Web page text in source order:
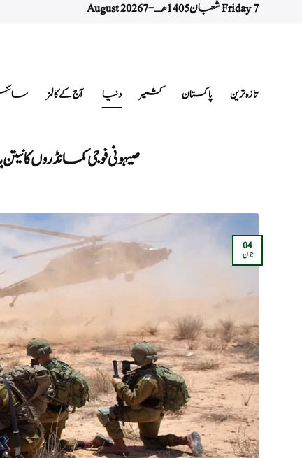
Friday 7 شعبان 1405 هـ - 7 August 2026
تازہ ترین پاکستان کشمیر دنیا آج کے کالمز سائنس
صیہونی فوجی کمانڈروں کا
04
جون